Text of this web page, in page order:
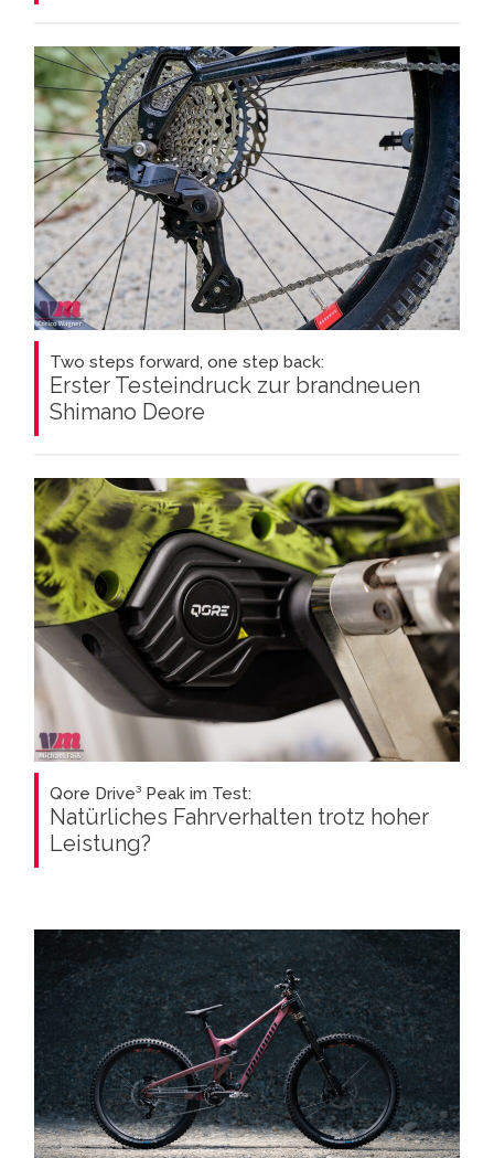
Two steps forward, one step back:
Erster Testeindruck zur brandneuen
Shimano Deore
Qore Drive³ Peak im Test:
Natürliches Fahrverhalten trotz hoher
Leistung?